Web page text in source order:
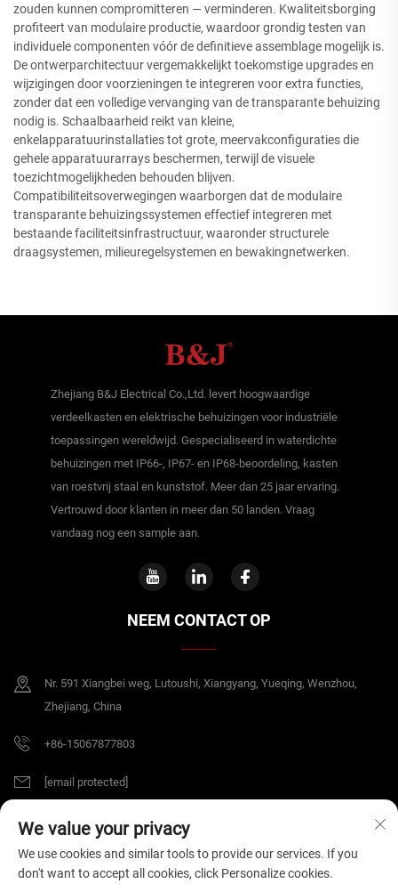
zouden kunnen compromitteren — verminderen. Kwaliteitsborging
profiteert van modulaire productie, waardoor grondig testen van
individuele componenten vóór de definitieve assemblage mogelijk is.
De ontwerparchitectuur vergemakkelijkt toekomstige upgrades en
wijzigingen door voorzieningen te integreren voor extra functies,
zonder dat een volledige vervanging van de transparante behuizing
nodig is. Schaalbaarheid reikt van kleine,
enkelapparatuurinstallaties tot grote, meervakconfiguraties die
gehele apparatuurarrays beschermen, terwijl de visuele
toezichtmogelijkheden behouden blijven.
Compatibiliteitsoverwegingen waarborgen dat de modulaire
transparante behuizingssystemen effectief integreren met
bestaande faciliteitsinfrastructuur, waaronder structurele
draagsystemen, milieuregelsystemen en bewakingnetwerken.
Zhejiang B&J Electrical Co.,Ltd. levert hoogwaardige
verdeelkasten en elektrische behuizingen voor industriële
toepassingen wereldwijd. Gespecialiseerd in waterdichte
behuizingen met IP66-, IP67- en IP68-beoordeling, kasten
van roestvrij staal en kunststof. Meer dan 25 jaar ervaring.
Vertrouwd door klanten in meer dan 50 landen. Vraag
vandaag nog een sample aan.
NEEM CONTACT OP
Nr. 591 Xiangbei weg, Lutoushi, Xiangyang, Yueqing, Wenzhou,
Zhejiang, China
+86-15067877803
[email protected]
Copyright © 2026 China Zhejiang B&J Electrical Co.,Ltd. Alle rechten
voorbehouden. Privacybeleid
We value your privacy
We use cookies and similar tools to provide our services. If you
don't want to accept all cookies, click Personalize cookies.